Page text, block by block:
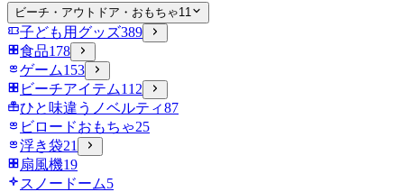
ビーチ・アウトドア・おもちゃ11
子ども用グッズ389
食品178
ゲーム153
ビーチアイテム112
ひと味違うノベルティ87
ビロードおもちゃ25
浮き袋21
扇風機19
スノードーム5